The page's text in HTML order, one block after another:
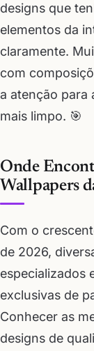
designs que
elementos da
claramente.
com
a atenção para
mais limpo. 🎯
Onde
Wallpapers
Com o
de 2026,
especializados
exclusivas de
Conhecer as
designs de